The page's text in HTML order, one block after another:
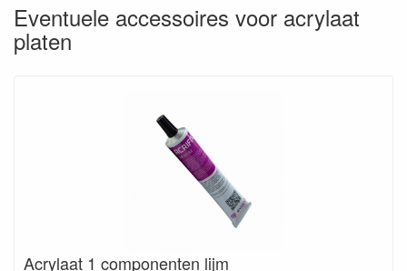
Eventuele accessoires voor acrylaat
platen
Acrylaat 1 componenten lijm